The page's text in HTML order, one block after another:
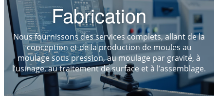
Fabrication
Nous fournissons des services complets, allant de la
conception et de la production de moules au
moulage sous pression, au moulage par gravité, à
l’usinage, au traitement de surface et à l’assemblage.